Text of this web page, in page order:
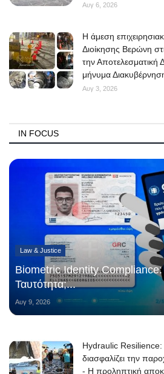
Αυγ 6, 2026
Η άμεση
Διοίκησης Βερώνη
την Αποτελεσματική
μήνυμα
Αυγ 3, 2026
IN FOCUS
Law & Justice
Biometric Identity
Ταυτότητα;...
Αυγ 9, 2026
Hydraulic
διασφαλίζει την
- Η προληπτική